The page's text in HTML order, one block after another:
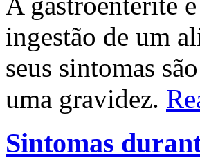
ingestão de um
seus sintomas
uma gravidez.
Sintomas